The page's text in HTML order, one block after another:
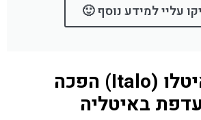
עליי למידע נוסף 🙂
למה רכבת איטלו (Italo) הפכה
באיטליה